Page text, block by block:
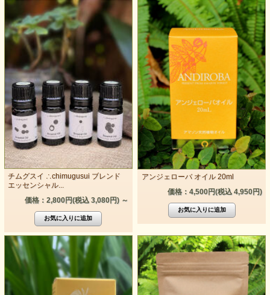
チムグスイ ∴chimugusui ブレンド
エッセンシャル...
価格：2,800円(税込 3,080円) ～
アンジェローバ オイル 20ml
価格：4,500円(税込 4,950円)